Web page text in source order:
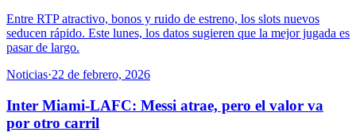
Entre RTP atractivo, bonos y ruido de estreno, los slots nuevos
seducen rápido. Este lunes, los datos sugieren que la mejor jugada es
pasar de largo.
Noticias·22 de febrero, 2026
Inter Miami-LAFC: Messi atrae, pero el valor va
por otro carril